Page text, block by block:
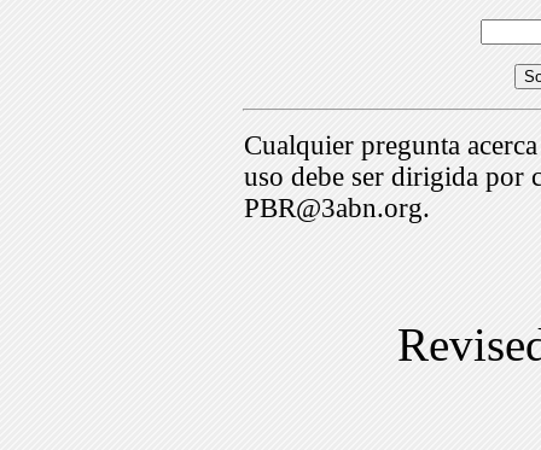
Cualquier pregunta
uso debe ser dirigida por
PBR@3abn.org.